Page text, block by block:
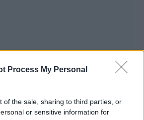
Process My Personal
of the sale, sharing to third parties, or
or sensitive information for
του Οθωνα
Α΄ βγαίνουν